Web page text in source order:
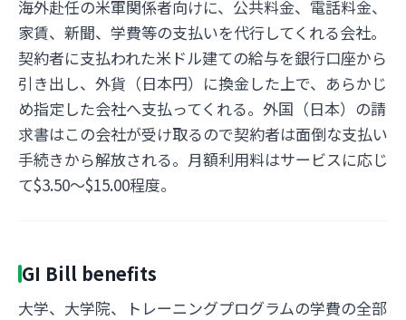
海外赴任の米軍関係者向けに、公共料金、電話料金、
家賃、新聞、学費等の支払いを代行してくれる会社。
契約者に支払われた米ドル建ての給与を銀行口座から
引き出し、外貨（日本円）に換金した上で、あらかじ
め指定した会社へ支払ってくれる。外国（日本）の請
求書はこの会社が受け取るので契約者は面倒な支払い
手続きから解放される。月額利用料はサービスに応じ
て$3.50～$15.00程度。
GI Bill benefits
大学、大学院、トレーニングプログラムの学費の全部